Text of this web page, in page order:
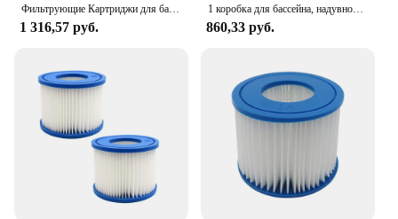
Фильтрующие Картриджи для бассейна Bestway Тип II, запасные фильтры для очистки спа
1 316,57 руб.
1 коробка для бассейна, надувной фильтр для бассейна Bestway VI, Сменный фильтр насоса, аксессуары для бассейна FD2134
860,33 руб.